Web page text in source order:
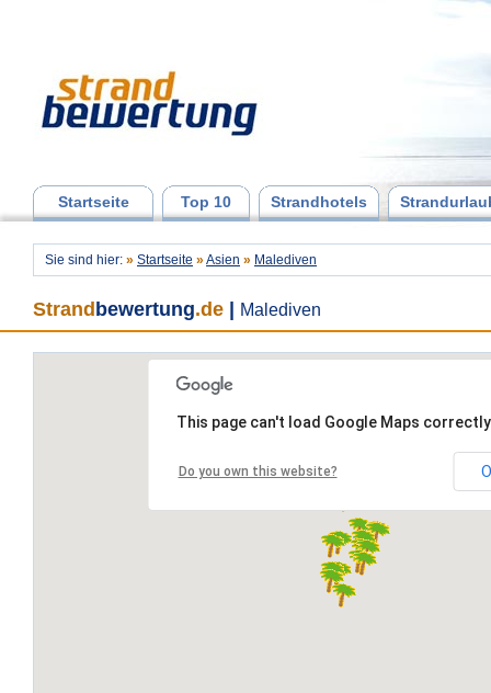
Startseite Top 10 Strandhotels
Sie sind hier: » Startseite » Asien » Malediven
Strand bewertung.de Malediven
This page can't load Google Maps
Do you own this website?